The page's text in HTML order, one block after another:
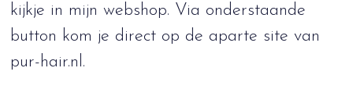
kijkje in mijn webshop. Via onderstaande
button kom je direct op de aparte site van
pur-hair.nl.